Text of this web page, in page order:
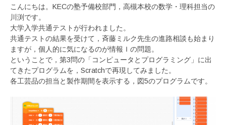
こんにちは。KECの塾予備校部門，高槻本校の数学・理科担当の
川渕です。
大学入学共通テストが行われました。
共通テストの結果を受けて，斉藤ミルク先生の進路相談も始まり
ますが，個人的に気になるのが情報Ｉの問題。
ということで，第3問の「コンピュータとプログラミング」に出
てきたプログラムを，Scratchで再現してみました。
各工芸品の担当と製作期間を表示する，図5のプログラムです。